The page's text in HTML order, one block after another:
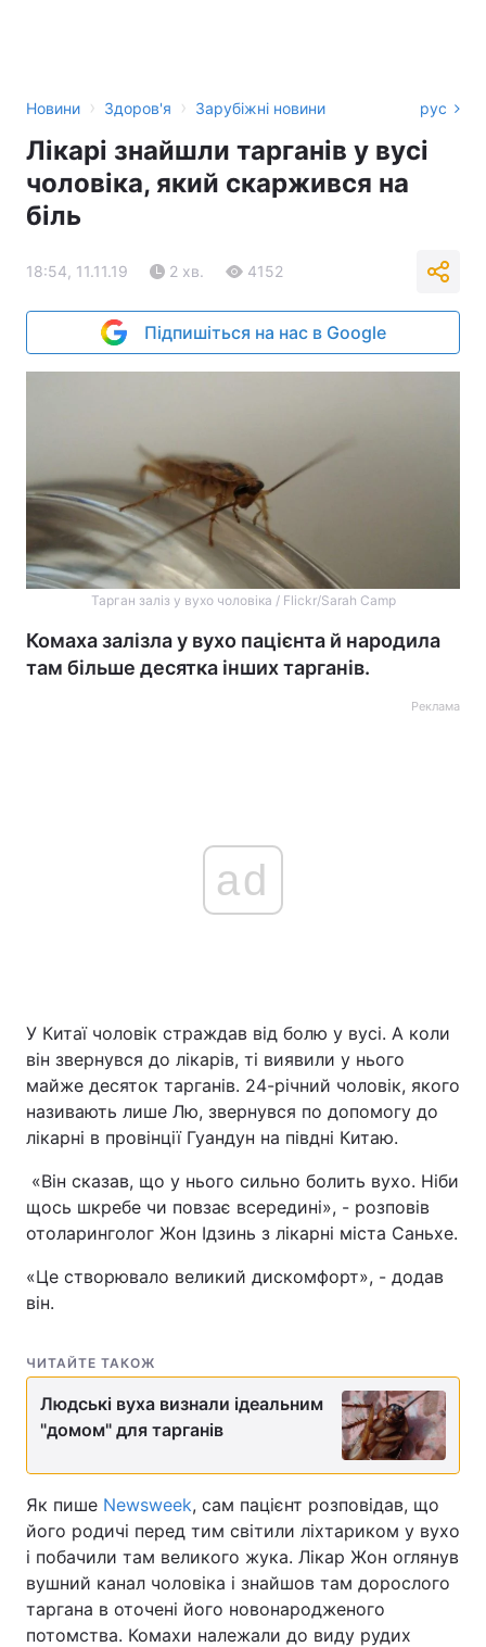
Новини › Здоров'я › Зарубіжні новини рус
Лікарі знайшли тарганів у вусі
чоловіка, який скаржився на
біль
18:54, 11.11.19 2 хв. 4152
Підпишіться на нас в Google
Тарган заліз у вухо чоловіка / Flickr/Sarah Camp
Комаха залізла у вухо пацієнта й народила
там більше десятка інших тарганів.
Реклама
ad
У Китаї чоловік страждав від болю у вусі. А коли
він звернувся до лікарів, ті виявили у нього
майже десяток тарганів. 24-річний чоловік, якого
називають лише Лю, звернувся по допомогу до
лікарні в провінції Гуандун на півдні Китаю.
«Він сказав, що у нього сильно болить вухо. Ніби
щось шкребе чи повзає всередині», - розповів
отоларинголог Жон Ідзинь з лікарні міста Саньхе.
«Це створювало великий дискомфорт», - додав
він.
ЧИТАЙТЕ ТАКОЖ
Людські вуха визнали ідеальним
"домом" для тарганів
Як пише Newsweek, сам пацієнт розповідав, що
його родичі перед тим світили ліхтариком у вухо
і побачили там великого жука. Лікар Жон оглянув
вушний канал чоловіка і знайшов там дорослого
таргана в оточені його новонародженого
потомства. Комахи належали до виду рудих